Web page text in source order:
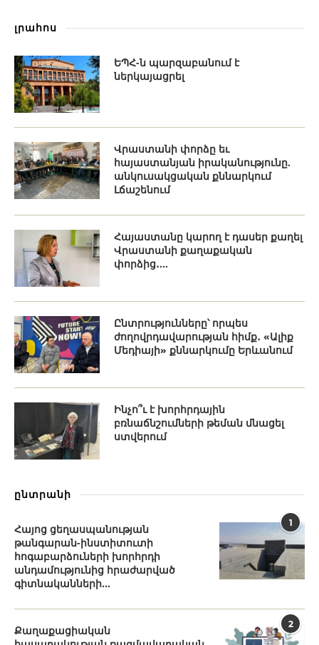
լրահոս
ԵՊՀ-ն պարզաբանում է
ներկայացրել
Վրաստանի փորձը եւ
հայաստանյան իրականությունը.
անկուսակցական քննարկում
Լճաշենում
Հայաստանը կարող է դասեր քաղել
Վրաստանի քաղաքական
փորձից․...
Ընտրությունները՝ որպես
ժողովրդավարության հիմք․ «Ալիք
Մեդիայի» քննարկումը Երևանում
Ինչո՞ւ է խորհրդային
բռնաճնշումների թեման մնացել
ստվերում
ընտրանի
1
Հայոց ցեղասպանության
թանգարան-ինստիտուտի
հոգաբարձուների խորհրդի
անդամությունից հրաժարված
գիտնականների...
2
Քաղաքացիական